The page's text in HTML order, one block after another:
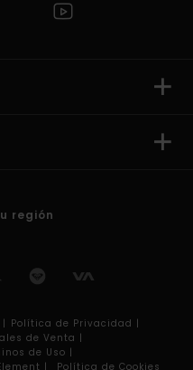
región
Política de Privacidad |
de Venta |
de Uso |
|
Política de Cookies